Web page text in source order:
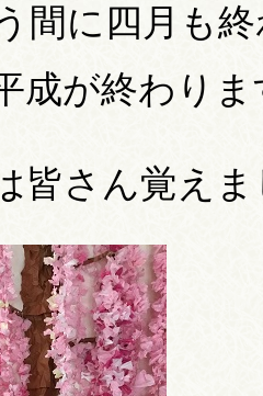
間に四月も
成が終わり
皆さん覚え